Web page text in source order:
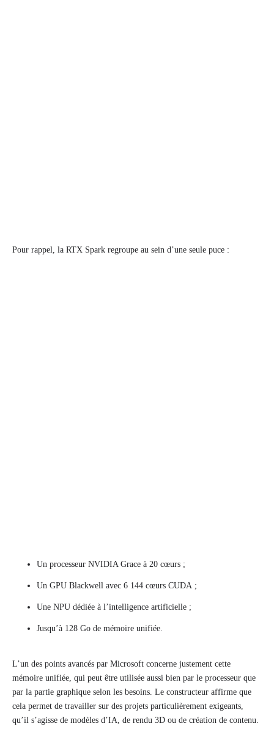
Pour rappel, la RTX Spark regroupe au sein d’une seule puce :
Un processeur NVIDIA Grace à 20 cœurs ;
Un GPU Blackwell avec 6 144 cœurs CUDA ;
Une NPU dédiée à l’intelligence artificielle ;
Jusqu’à 128 Go de mémoire unifiée.
L’un des points avancés par Microsoft concerne justement cette
mémoire unifiée, qui peut être utilisée aussi bien par le processeur que
par la partie graphique selon les besoins. Le constructeur affirme que
cela permet de travailler sur des projets particulièrement exigeants,
qu’il s’agisse de modèles d’IA, de rendu 3D ou de création de contenu.